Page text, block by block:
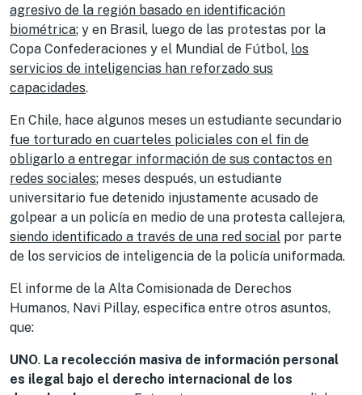
agresivo de la región basado en identificación
biométrica; y en Brasil, luego de las protestas por la
Copa Confederaciones y el Mundial de Fútbol, los
servicios de inteligencias han reforzado sus
capacidades.
En Chile, hace algunos meses un estudiante secundario
fue torturado en cuarteles policiales con el fin de
obligarlo a entregar información de sus contactos en
redes sociales; meses después, un estudiante
universitario fue detenido injustamente acusado de
golpear a un policía en medio de una protesta callejera,
siendo identificado a través de una red social por parte
de los servicios de inteligencia de la policía uniformada.
El informe de la Alta Comisionada de Derechos
Humanos, Navi Pillay, especifica entre otros asuntos,
que:
UNO. La recolección masiva de información personal
es ilegal bajo el derecho internacional de los